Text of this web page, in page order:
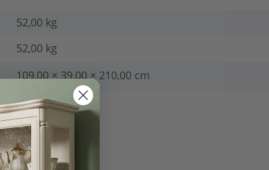
52,00 kg
52,00 kg
109,00 × 39,00 × 210,00 cm